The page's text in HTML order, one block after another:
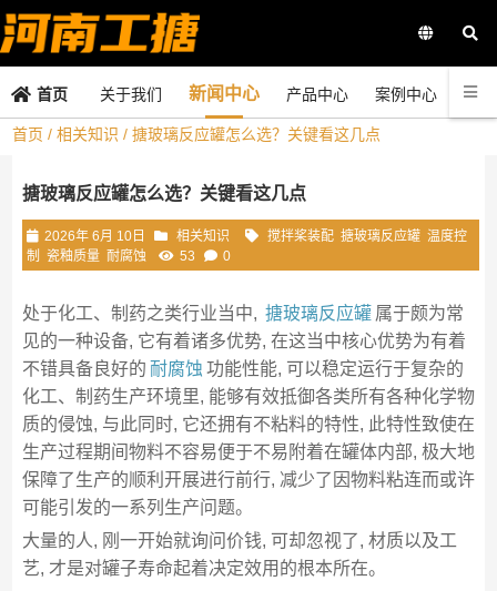
首页 关于我们 新闻中心 产品中心 案例中心 联
首页 /相关知识 / 搪玻璃反应罐怎么选？关键看这几点
搪玻璃反应罐怎么选？关键看这几点
2026年 6月 10日 相关知识 搅拌桨装配 搪玻璃反应罐 温度控
制
瓷釉质量 耐腐蚀 53 0
处于化工、制药之类行业当中, 搪玻璃反应罐 属于颇为常
见的一种设备, 它有着诸多优势, 在这当中核心优势为有着
不错具备良好的 耐腐蚀 功能性能, 可以稳定运行于复杂的
化工、制药生产环境里, 能够有效抵御各类所有各种化学物
质的侵蚀, 与此同时, 它还拥有不粘料的特性, 此特性致使在
生产过程期间物料不容易便于不易附着在罐体内部, 极大地
保障了生产的顺利开展进行前行, 减少了因物料粘连而或许
可能引发的一系列生产问题。
大量的人, 刚一开始就询问价钱, 可却忽视了, 材质以及工
艺, 才是对罐子寿命起着决定效用的根本所在。